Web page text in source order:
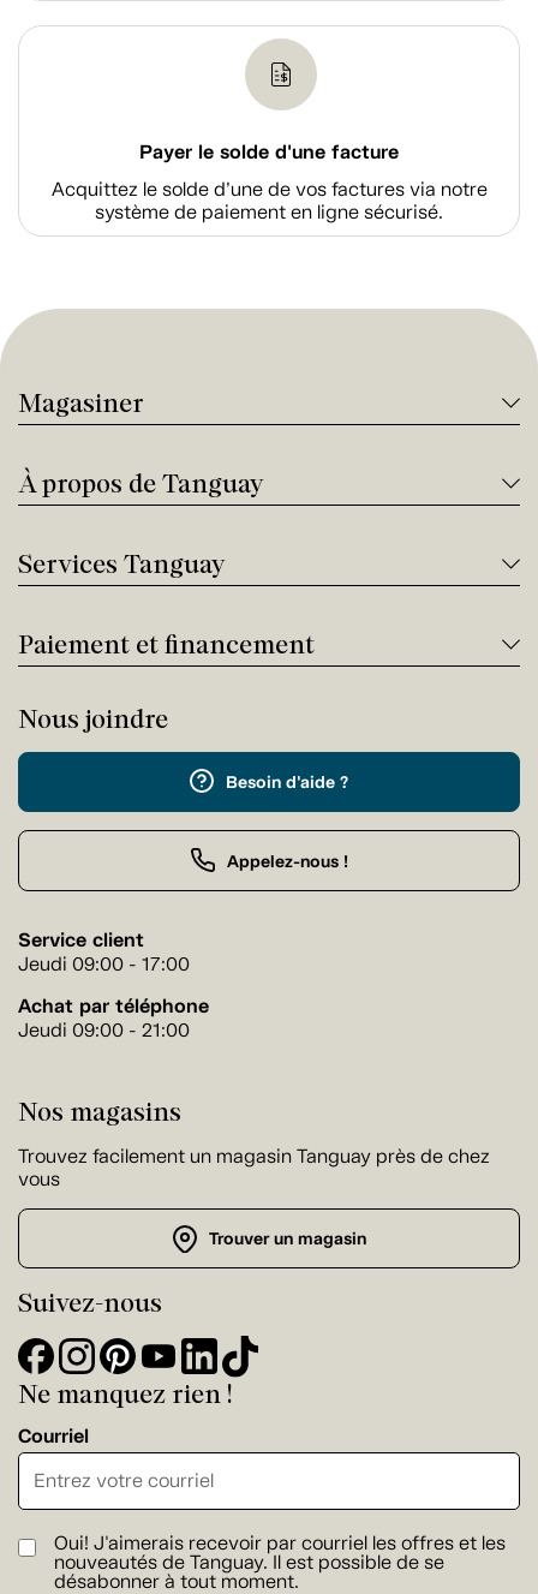
Payer le solde d'une facture
Acquittez le solde d’une de vos factures via notre
système de paiement en ligne sécurisé.
Magasiner
À propos de Tanguay
Services Tanguay
Paiement et financement
Nous joindre
Besoin d'aide ?
Appelez-nous !
Service client
Jeudi 09:00 - 17:00
Achat par téléphone
Jeudi 09:00 - 21:00
Nos magasins
Trouvez facilement un magasin Tanguay près de chez
vous
Trouver un magasin
Suivez-nous
Ne manquez rien !
Courriel
Oui! J'aimerais recevoir par courriel les offres et les
nouveautés de Tanguay. Il est possible de se
désabonner à tout moment.